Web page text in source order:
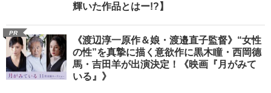
輝いた作品とはー!?】
PR
《渡辺淳一原作＆娘・渡邉直子監督》“女性
の性”を真摯に描く意欲作に黒木瞳・西岡德
馬・吉田羊が出演決定！《映画『月がみて
いる』》